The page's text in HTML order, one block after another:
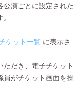
公演ごとに設定された
ケット一覧 に表示さ
ただき、電子チケット
員がチケット画面を操